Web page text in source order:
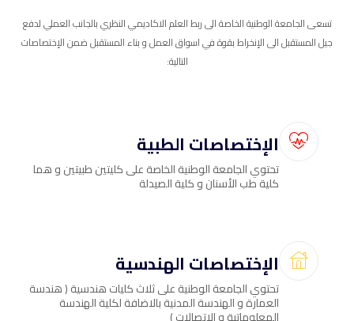
تسعى الجامعة الوطنية الخاصة الى ربط العلم الاكاديمي النظري بالجانب العملي لدفع
جيل المستقبل الى الإنخراط بقوة في اسواق العمل و بناء المستقبل ضمن الإختصاصات
التالية:
الإختصاصات الطبية
تحتوي الجامعة الوطنية الخاصة على كليتين طبيتين و هما
كلية طب الأسنان و كلية الصيدلة
الإختصاصات الهندسية
تحتوي الجامعة الوطنية على ثلاث كليات هندسية ( هندسة
العمارة و الهندسة المدنية بالاضافة لكلية الهندسة